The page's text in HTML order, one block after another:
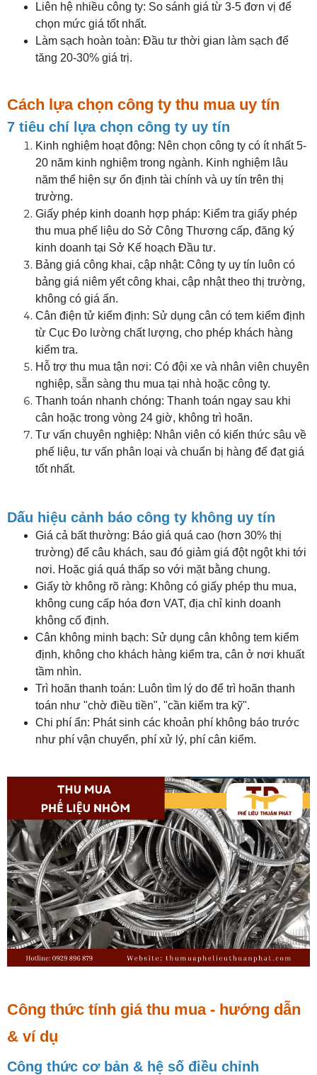
Liên hệ nhiều công ty: So sánh giá từ 3-5 đơn vị để
chọn mức giá tốt nhất.
Làm sạch hoàn toàn: Đầu tư thời gian làm sạch để
tăng 20-30% giá trị.
Cách lựa chọn công ty thu mua uy tín
7 tiêu chí lựa chọn công ty uy tín
Kinh nghiệm hoạt động: Nên chọn công ty có ít nhất 5-
20 năm kinh nghiệm trong ngành. Kinh nghiệm lâu
năm thể hiện sự ổn định tài chính và uy tín trên thị
trường.
Giấy phép kinh doanh hợp pháp: Kiểm tra giấy phép
thu mua phế liệu do Sở Công Thương cấp, đăng ký
kinh doanh tại Sở Kế hoạch Đầu tư.
Bảng giá công khai, cập nhật: Công ty uy tín luôn có
bảng giá niêm yết công khai, cập nhật theo thị trường,
không có giá ẩn.
Cân điện tử kiểm định: Sử dụng cân có tem kiểm định
từ Cục Đo lường chất lượng, cho phép khách hàng
kiểm tra.
Hỗ trợ thu mua tận nơi: Có đội xe và nhân viên chuyên
nghiệp, sẵn sàng thu mua tại nhà hoặc công ty.
Thanh toán nhanh chóng: Thanh toán ngay sau khi
cân hoặc trong vòng 24 giờ, không trì hoãn.
Tư vấn chuyên nghiệp: Nhân viên có kiến thức sâu về
phế liệu, tư vấn phân loại và chuẩn bị hàng để đạt giá
tốt nhất.
Dấu hiệu cảnh báo công ty không uy tín
Giá cả bất thường: Báo giá quá cao (hơn 30% thị
trường) để câu khách, sau đó giảm giá đột ngột khi tới
nơi. Hoặc giá quá thấp so với mặt bằng chung.
Giấy tờ không rõ ràng: Không có giấy phép thu mua,
không cung cấp hóa đơn VAT, địa chỉ kinh doanh
không cố định.
Cân không minh bạch: Sử dụng cân không tem kiểm
định, không cho khách hàng kiểm tra, cân ở nơi khuất
tầm nhìn.
Trì hoãn thanh toán: Luôn tìm lý do để trì hoãn thanh
toán như "chờ điều tiền", "cần kiểm tra kỹ".
Chi phí ẩn: Phát sinh các khoản phí không báo trước
như phí vận chuyển, phí xử lý, phí cân kiểm.
Công thức tính giá thu mua - hướng dẫn
& ví dụ
Công thức cơ bản & hệ số điều chỉnh